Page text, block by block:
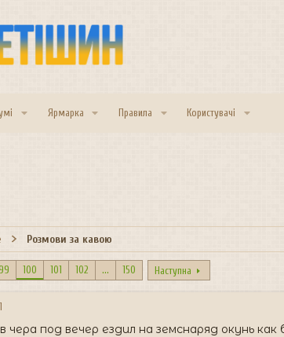
Ярмарка Правила Користувачі
Розмови за кавою
99 100 101 102 ... 150 Наступна
чера под вечер ездил на земснаряд окунь